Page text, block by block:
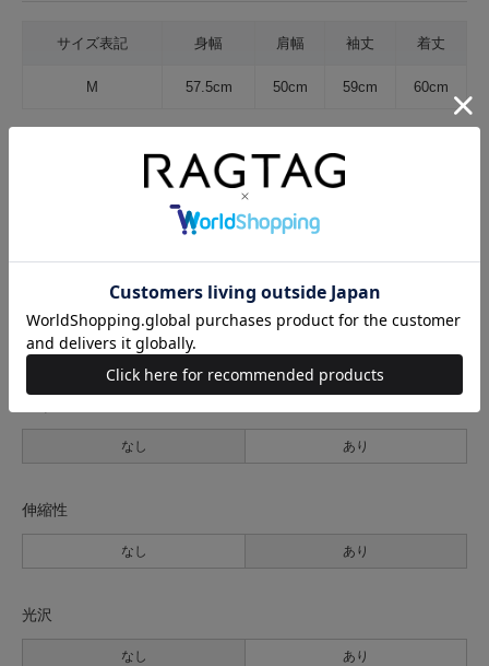
サイズ表記 身幅 肩幅 袖丈 着丈
M 57.5cm 50cm 59cm 60cm
なし
なし あり
伸縮性
なし あり
光沢
なし あり